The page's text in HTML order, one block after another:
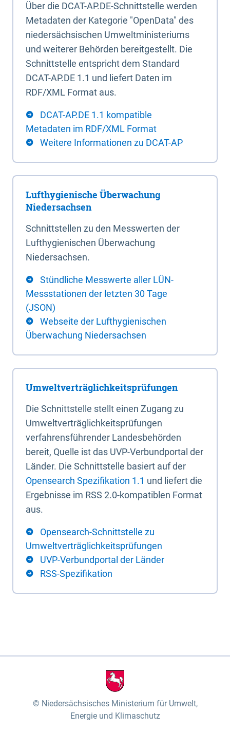
Über die DCAT-AP.DE-Schnittstelle werden
Metadaten der Kategorie "OpenData" des
niedersächsischen Umweltministeriums
und weiterer Behörden bereitgestellt. Die
Schnittstelle entspricht dem Standard
DCAT-AP.DE 1.1 und liefert Daten im
RDF/XML Format aus.
DCAT-AP.DE 1.1 kompatible
Metadaten im RDF/XML Format
Weitere Informationen zu DCAT-AP
Lufthygienische Überwachung
Niedersachsen
Schnittstellen zu den Messwerten der
Lufthygienischen Überwachung
Niedersachsen.
Stündliche Messwerte aller LÜN-
Messstationen der letzten 30 Tage
(JSON)
Webseite der Lufthygienischen
Überwachung Niedersachsen
Umweltverträglichkeitsprüfungen
Die Schnittstelle stellt einen Zugang zu
Umweltverträglichkeitsprüfungen
verfahrensführender Landesbehörden
bereit, Quelle ist das UVP-Verbundportal der
Länder. Die Schnittstelle basiert auf der
Opensearch Spezifikation 1.1 und liefert die
Ergebnisse im RSS 2.0-kompatiblen Format
aus.
Opensearch-Schnittstelle zu
Umweltverträglichkeitsprüfungen
UVP-Verbundportal der Länder
RSS-Spezifikation
Niedersächsisches Ministerium für Umwelt,
Energie und Klimaschutz